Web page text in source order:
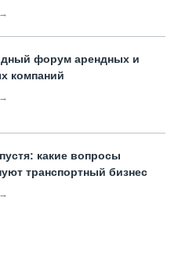
форум арендных и
компаний
какие вопросы
транспортный бизнес